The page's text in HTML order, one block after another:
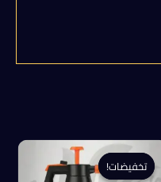
تخفيضات!
تخفيضات!